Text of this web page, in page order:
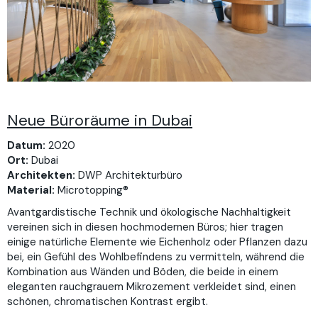
Neue Büroräume in Dubai
Datum: 2020
Ort: Dubai
Architekten: DWP Architekturbüro
Material: Microtopping®
Avantgardistische Technik und ökologische Nachhaltigkeit
vereinen sich in diesen hochmodernen Büros; hier tragen
einige natürliche Elemente wie Eichenholz oder Pflanzen dazu
bei, ein Gefühl des Wohlbefindens zu vermitteln, während die
Kombination aus Wänden und Böden, die beide in einem
eleganten rauchgrauem Mikrozement verkleidet sind, einen
schönen, chromatischen Kontrast ergibt.